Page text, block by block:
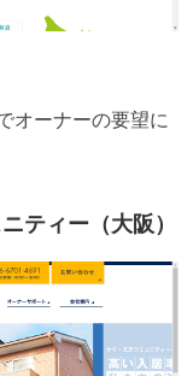
オーナーの要望に
ティー（大阪）